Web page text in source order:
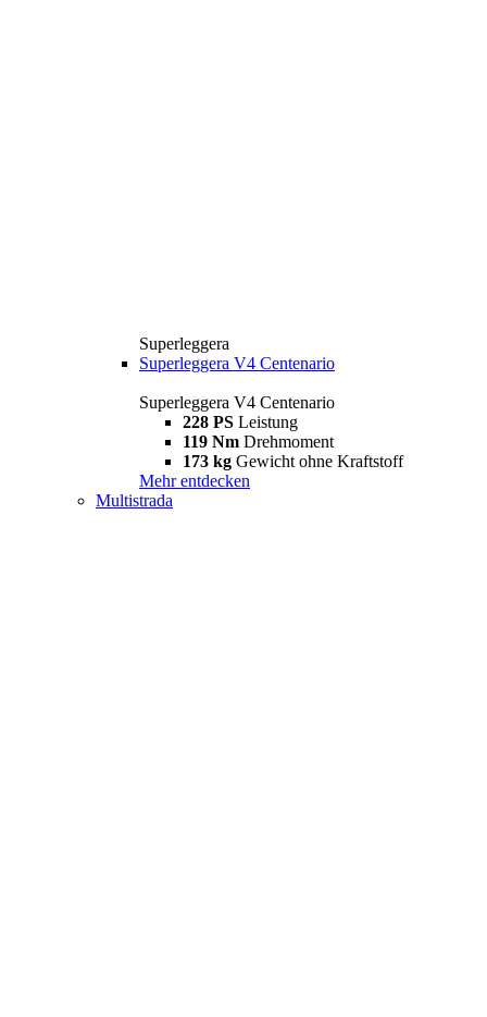
Superleggera
Superleggera V4 Centenario
Superleggera V4 Centenario
228 PS Leistung
119 Nm Drehmoment
173 kg Gewicht ohne Kraftstoff
Mehr entdecken
Multistrada